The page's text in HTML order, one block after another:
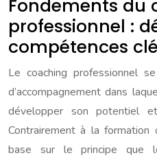
Fondements du
professionnel :
compétences
Le coaching professionnel
d’accompagnement dans
développer son potentiel
Contrairement à la formation
base sur le principe que